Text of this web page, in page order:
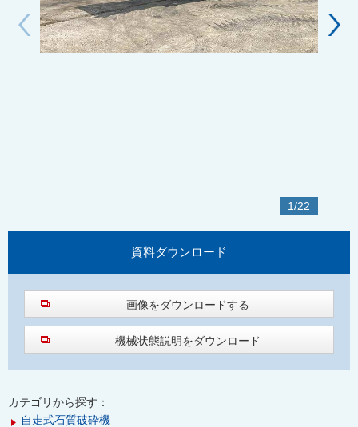
1/22
資料ダウンロード
画像をダウンロードする
機械状態説明をダウンロード
カテゴリから探す：
自走式石質破砕機